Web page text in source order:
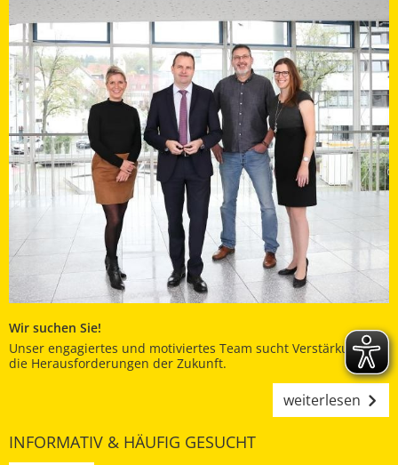
Wir suchen Sie!
Unser engagiertes und motiviertes Team sucht Verstärkung für
die Herausforderungen der Zukunft.
weiterlesen
INFORMATIV & HÄUFIG GESUCHT